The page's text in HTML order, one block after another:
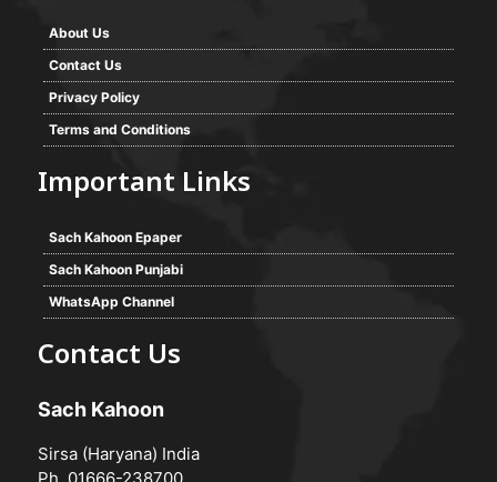
About Us
Contact Us
Privacy Policy
Terms and Conditions
Important Links
Sach Kahoon Epaper
Sach Kahoon Punjabi
WhatsApp Channel
Contact Us
Sach Kahoon
Sirsa (Haryana) India